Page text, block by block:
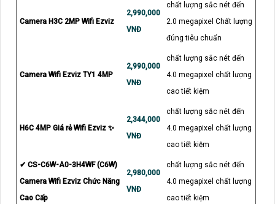
Camera H3C 2MP Wifi Ezviz
2,990,000
VNĐ
chất lượng sắc nét đến
2.0 megapixel Chất lượng
đúng tiêu chuẩn
Camera Wifi Ezviz TY1 4MP
2,990,000
VNĐ
chất lượng sắc nét đến
4.0 megapixel chất lượng
cao tiết kiệm
H6C 4MP Giá rẻ Wifi Ezviz ✨
2,344,000
VNĐ
chất lượng sắc nét đến
4.0 megapixel chất lượng
cao tiết kiệm
✔ CS-C6W-A0-3H4WF (C6W)
Camera Wifi Ezviz Chức Năng
Cao Cấp
2,980,000
VNĐ
chất lượng sắc nét đến
4.0 megapixel chất lượng
cao tiết kiệm